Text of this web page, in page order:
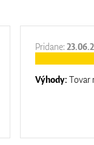
Pridane:
Výhody:Tovar